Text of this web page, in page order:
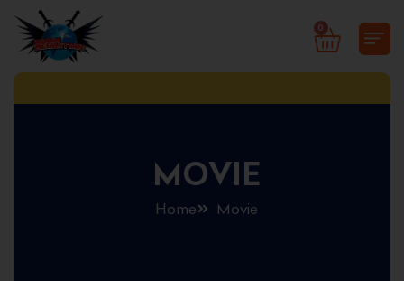
content
0
CART
MOVIE
Home Movie